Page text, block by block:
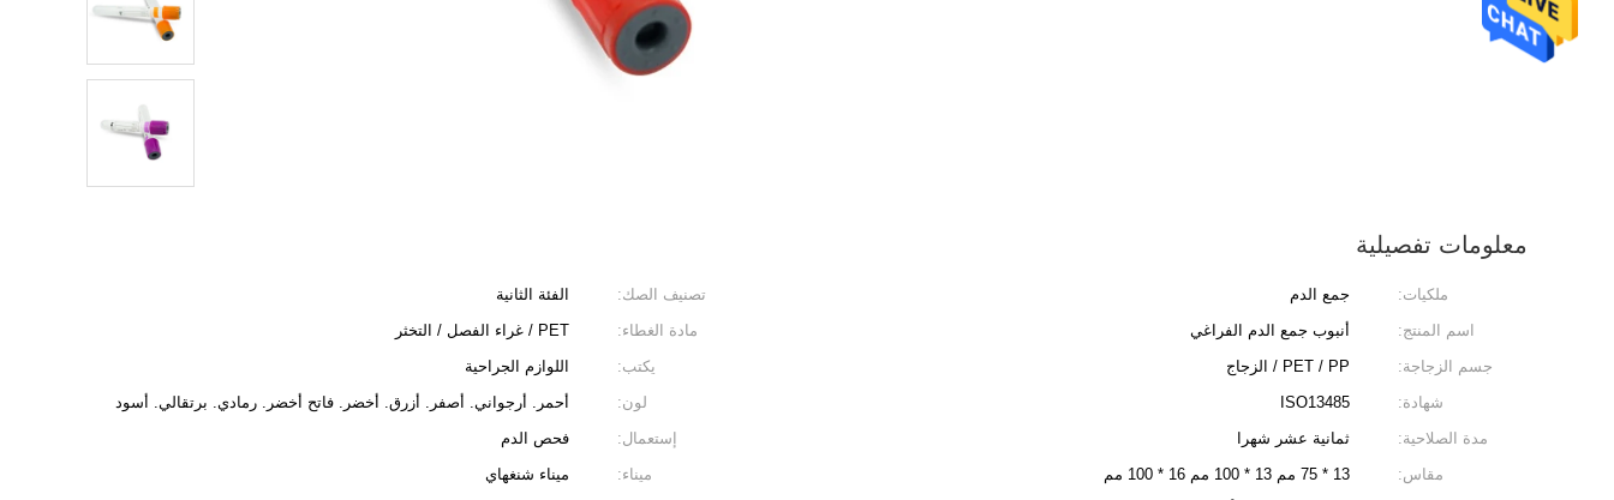
معلومات تفصيلية
ملكيات: جمع الدم تصنيف الصك:
الفئة الثانية
اسم المنتج:
أنبوب جمع الدم الفراغي مادة الغطاء:
PET / غراء الفصل / التخثر
جسم الزجاجة:
PET / PP / الزجاج يكتب:
اللوازم الجراحية
شهادة:
ISO13485 لون:
أحمر. أرجواني. أصفر. أزرق. أخضر. فاتح أخضر. رمادي. برتقالي. أسود
مدة الصلاحية:
ثمانية عشر شهرا إستعمال:
فحص الدم
مقاس:
13 * 75 مم 13 * 100 مم 16 * 100 مم ميناء:
ميناء شنغهاي